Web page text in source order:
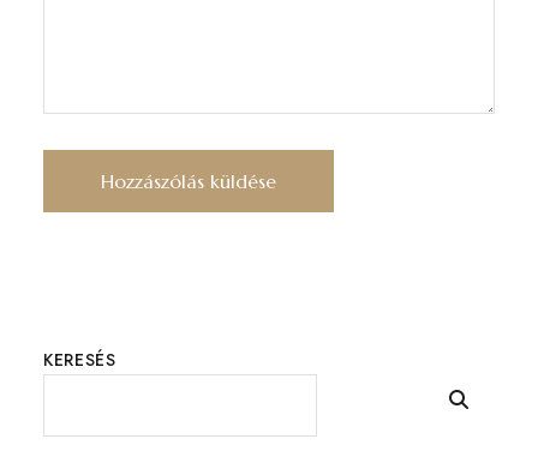
KERESÉS